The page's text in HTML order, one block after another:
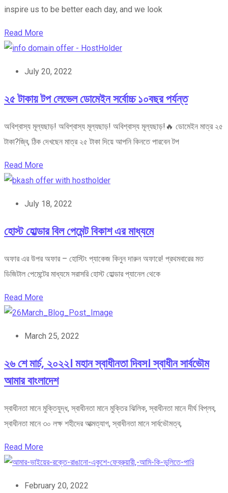
inspire us to be better each day, and we look
Read More
July 20, 2022
২৫ টাকায় টপ লেভেল ডোমেইন সর্বোচ্চ ১০বছর পর্যন্ত
অবিশ্বাস্য মূল্যছাড়! অবিশ্বাস্য মূল্যছাড়! অবিশ্বাস্য মূল্যছাড়!🔥 ডোমেইন মাত্র ২৫
টাকা?জ্বি, ঠিক দেখছেন মাত্র ২৫ টাকা দিয়ে আপনি কিনতে পারবেন টপ
Read More
July 18, 2022
হোস্ট হোল্ডার বিল পেমেন্ট বিকাশ এর মাধ্যমে
অফার এর উপর অফার – হোস্টিং প্যাকেজ কিনুন দারুন অফারে! প্রথমবারের মত
ডিজিটাল পেমেন্টের মাধ্যমে সরাসরি হোস্ট হোল্ডার প্যানেল থেকে
Read More
March 25, 2022
২৬ শে মার্চ, ২০২২। মহান স্বাধীনতা দিবস। স্বাধীন সার্বভৌম
আমার বাংলাদেশ
স্বাধীনতা মানে মুক্তিযুদ্ধ, স্বাধীনতা মানে মুক্তির ঝিলিক, স্বাধীনতা মানে দীর্ঘ বিপ্লব,
স্বাধীনতা মানে ৩০ লক্ষ শহীদের আত্মত্যাগ, স্বাধীনতা মানে সার্বভৌমত্ব,
Read More
February 20, 2022